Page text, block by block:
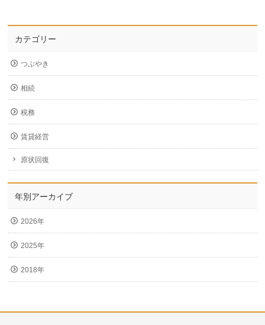
カテゴリー
つぶやき
相続
税務
賃貸経営
原状回復
年別アーカイブ
2026年
2025年
2018年